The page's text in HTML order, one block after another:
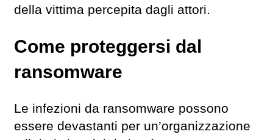
della vittima percepita dagli attori.
Come proteggersi dal
ransomware
Le infezioni da ransomware possono
essere devastanti per un’organizzazione